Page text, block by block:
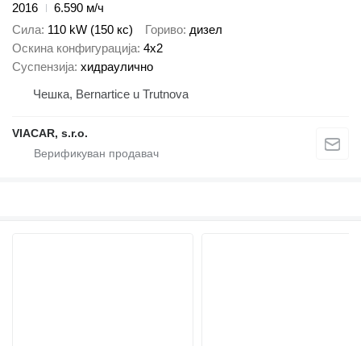
2016
6.590 м/ч
Сила 110 kW (150 кс) Гориво дизел
Оскина конфигурација 4x2
Суспензија хидраулично
Чешка, Bernartice u Trutnova
VIACAR, s.r.o.